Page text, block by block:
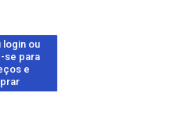
login ou
se para
e